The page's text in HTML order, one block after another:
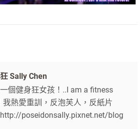
Sally Chen
個健身狂女孩！..I am a fitness
我熱愛重訓，反泡芙人，反紙片
poseidonsally.pixnet.net/blog